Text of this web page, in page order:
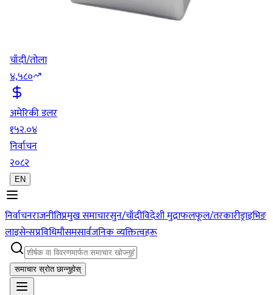
चाँदी/तोला
४,५८०
अमेरिकी डलर
१५२.०४
निर्वाचन
२०८२
EN
निर्वाचनराजनीतिप्रमुख समाचारसुन/चाँदीविदेशी मुद्राफलफूल/तरकारीड्राइभिङ
लाइसेन्सप्रविधिमौसमसार्वजनिक व्यक्तित्वहरू
समाचार स्रोत छान्नुहोस्